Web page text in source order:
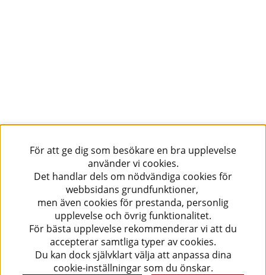
För att ge dig som besökare en bra upplevelse
använder vi cookies.
Det handlar dels om nödvändiga cookies för
webbsidans grundfunktioner,
men även cookies för prestanda, personlig
upplevelse och övrig funktionalitet.
För bästa upplevelse rekommenderar vi att du
accepterar samtliga typer av cookies.
Du kan dock självklart välja att anpassa dina
cookie-inställningar som du önskar.